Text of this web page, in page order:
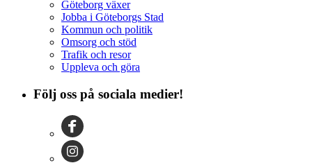
Göteborg växer
Jobba i Göteborgs Stad
Kommun och politik
Omsorg och stöd
Trafik och resor
Uppleva och göra
Följ oss på sociala medier!